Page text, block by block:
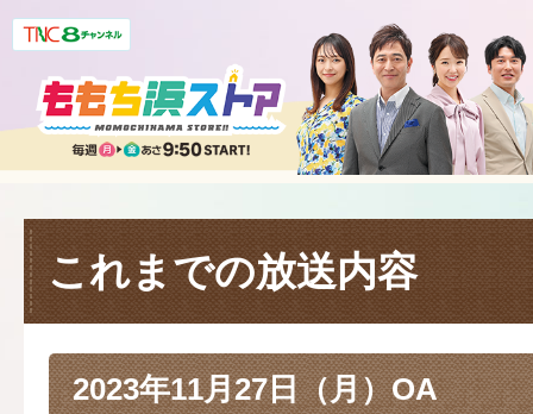
これまでの放送内容
2023年11月27日（月）OA